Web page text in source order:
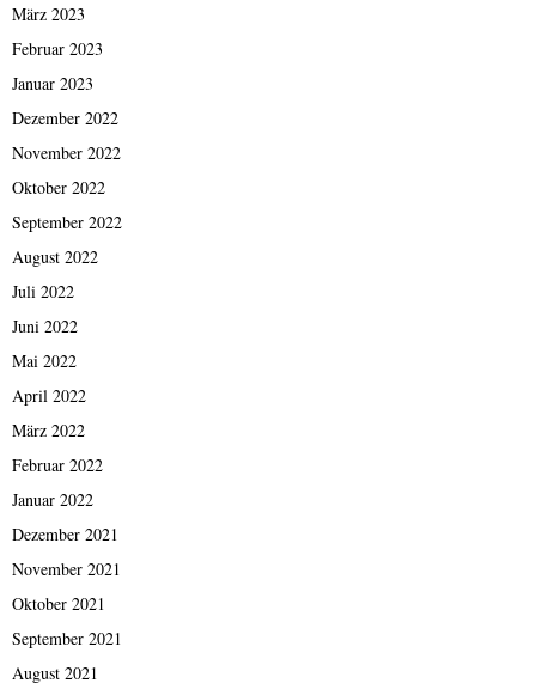
März 2023
Februar 2023
Januar 2023
Dezember 2022
November 2022
Oktober 2022
September 2022
August 2022
Juli 2022
Juni 2022
Mai 2022
April 2022
März 2022
Februar 2022
Januar 2022
Dezember 2021
November 2021
Oktober 2021
September 2021
August 2021